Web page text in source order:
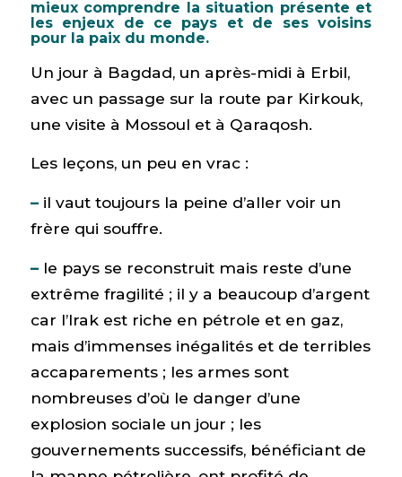
mieux comprendre la situation présente et
les enjeux de ce pays et de ses voisins
pour la paix du monde.
Un jour à Bagdad, un après-midi à Erbil,
avec un passage sur la route par Kirkouk,
une visite à Mossoul et à Qaraqosh.
Les leçons, un peu en vrac :
–il vaut toujours la peine d’aller voir un
frère qui souffre.
–le pays se reconstruit mais reste d’une
extrême fragilité ; il y a beaucoup d’argent
car l’Irak est riche en pétrole et en gaz,
mais d’immenses inégalités et de terribles
accaparements ; les armes sont
nombreuses d’où le danger d’une
explosion sociale un jour ; les
gouvernements successifs, bénéficiant de